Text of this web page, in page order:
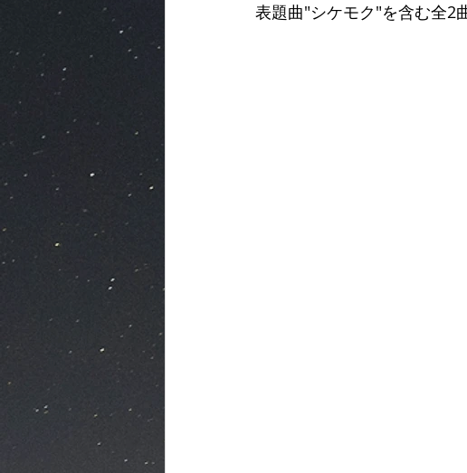
表題曲"シケモク"を含む全2